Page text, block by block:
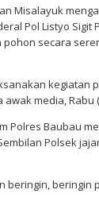
Misalayuk
Pol Listyo
secara
media, Rabu
Polres Baubau
Polsek
beringin, beringin